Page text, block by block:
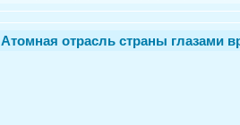
Атомная отрасль страны глазами